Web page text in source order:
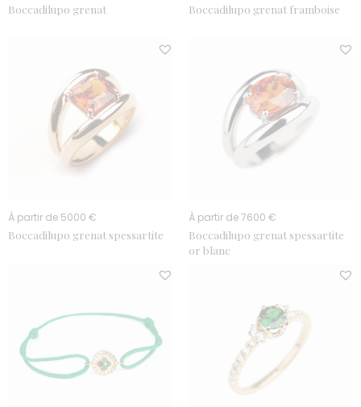
Boccadilupo grenat Boccadilupo grenat framboise
Boccadilupo grenat spessartite
À partir de 5000 €
Boccadilupo grenat spessartite
or blanc
À partir de 7600 €